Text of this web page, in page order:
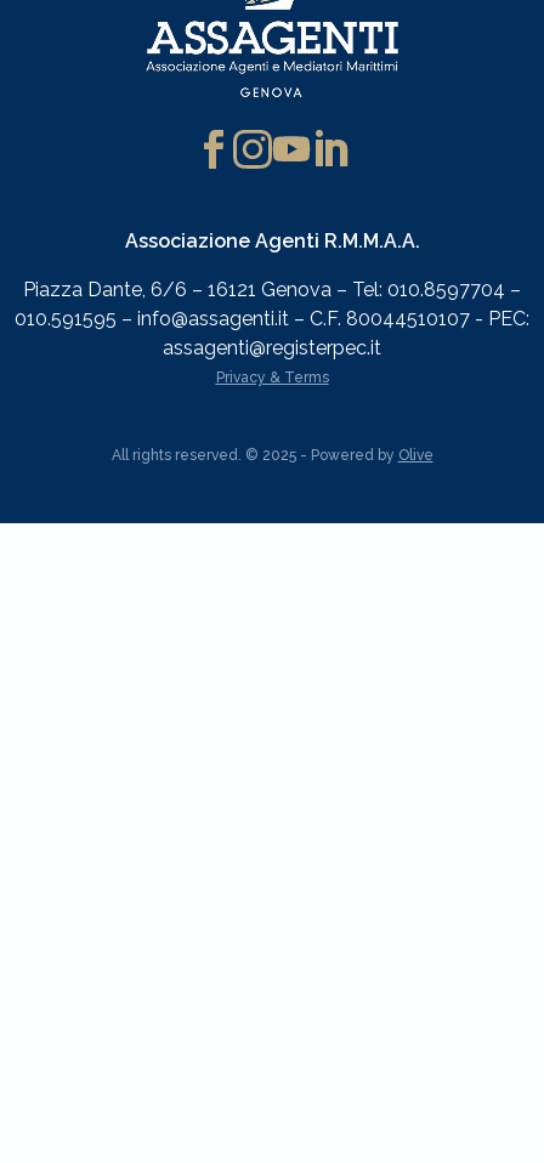
Associazione Agenti R.M.M.A.A.
Piazza Dante, 6/6 – 16121 Genova – Tel: 010.8597704 –
010.591595 – info@assagenti.it – C.F. 80044510107 - PEC:
assagenti@registerpec.it
Privacy & Terms
All rights reserved. © 2025 - Powered by Olive